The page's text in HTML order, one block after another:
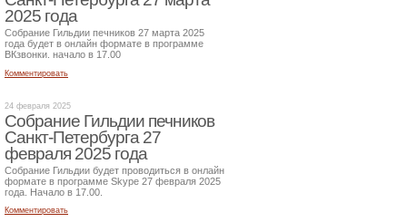
2025 года
Собрание Гильдии печников 27 марта 2025
года будет в онлайн формате в программе
ВКзвонки. начало в 17.00
Комментировать
24 февраля 2025
Собрание Гильдии печников
Санкт-Петербурга 27
февраля 2025 года
Собрание Гильдии будет проводиться в онлайн
формате в программе Skype 27 февраля 2025
года. Начало в 17.00.
Комментировать